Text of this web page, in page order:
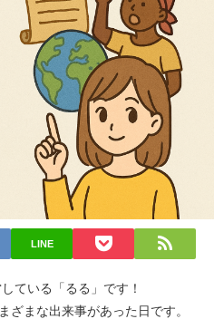
LINE
ている「るる」です！
ざまな出来事があった日です。